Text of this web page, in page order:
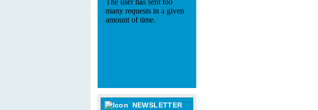
NEWSLETTER